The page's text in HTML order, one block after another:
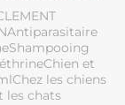
externe
chat Clement-
Thekan
et
les chiens
les chats